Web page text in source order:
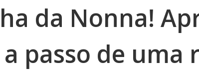
da Nonna!
passo de uma